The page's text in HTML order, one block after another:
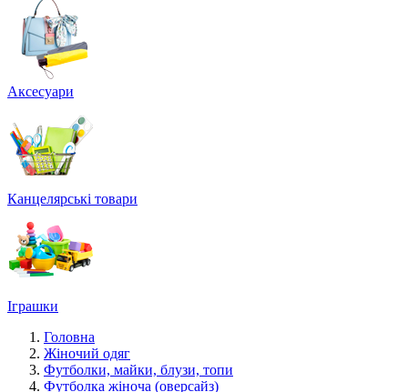
Аксесуари
Канцелярські товари
Іграшки
Головна
Жіночий одяг
Футболки, майки, блузи, топи
Футболка жіноча (оверсайз)